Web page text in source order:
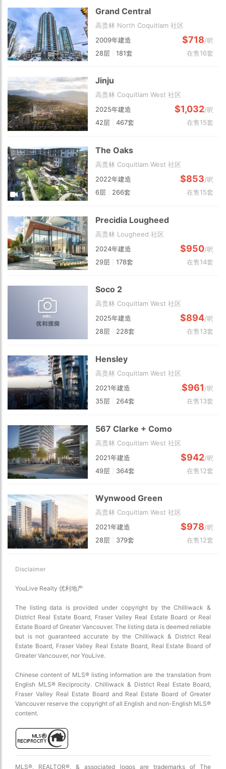
Grand Central
高贵林 North Coquitlam 社区
2009年建造
$718/呎
28层
181套 在售16套
Jinju
高贵林 Coquitlam West 社区
2025年建造
$1,032/呎
42层
467套 在售15套
The Oaks
高贵林 Coquitlam West 社区
2022年建造
$853/呎
6层
266套 在售15套
Precidia Lougheed
高贵林 Lougheed 社区
2024年建造
$950/呎
29层
178套 在售14套
Soco 2
高贵林 Coquitlam West 社区
2025年建造
$894/呎
28层
228套 在售13套
Hensley
高贵林 Coquitlam West 社区
2021年建造
$961/呎
35层
264套 在售13套
567 Clarke + Como
高贵林 Coquitlam West 社区
2021年建造
$942/呎
49层
364套 在售12套
Wynwood Green
高贵林 Coquitlam West 社区
2021年建造
$978/呎
28层
379套 在售12套
Disclaimer
YouLive Realty 优利地产
The listing data is provided under copyright by the Chilliwack &
District Real Estate Board, Fraser Valley Real Estate Board or Real
Estate Board of Greater Vancouver. The listing data is deemed reliable
but is not guaranteed accurate by the Chilliwack & District Real
Estate Board, Fraser Valley Real Estate Board, Real Estate Board of
Greater Vancouver, nor YouLive.
Chinese content of MLS® listing information are the translation from
English MLS® Reciprocity. Chilliwack & District Real Estate Board,
Fraser Valley Real Estate Board and Real Estate Board of Greater
Vancouver reserve the copyright of all English and non-English MLS®
content.
MLS®, REALTOR®, & associated logos are trademarks of The